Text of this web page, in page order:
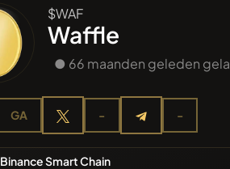
Trending
$WAF
Waffle
● 66 maanden geleden
GA - -
Binance Smart Chain